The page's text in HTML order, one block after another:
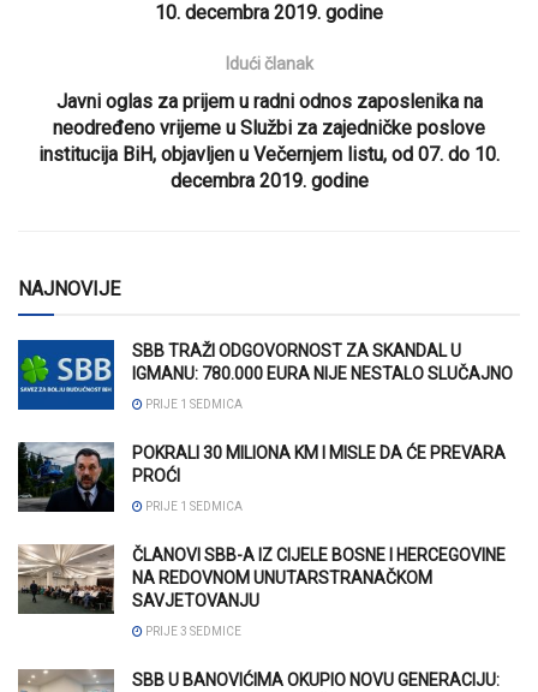
10. decembra 2019. godine
Idući članak
Javni oglas za prijem u radni odnos zaposlenika na
neodređeno vrijeme u Službi za zajedničke poslove
institucija BiH, objavljen u Večernjem listu, od 07. do 10.
decembra 2019. godine
NAJNOVIJE
SBB TRAŽI ODGOVORNOST ZA SKANDAL U
IGMANU: 780.000 EURA NIJE NESTALO SLUČAJNO
PRIJE 1 SEDMICA
POKRALI 30 MILIONA KM I MISLE DA ĆE PREVARA
PROĆI
PRIJE 1 SEDMICA
ČLANOVI SBB-A IZ CIJELE BOSNE I HERCEGOVINE
NA REDOVNOM UNUTARSTRANAČKOM
SAVJETOVANJU
PRIJE 3 SEDMICE
SBB U BANOVIĆIMA OKUPIO NOVU GENERACIJU: